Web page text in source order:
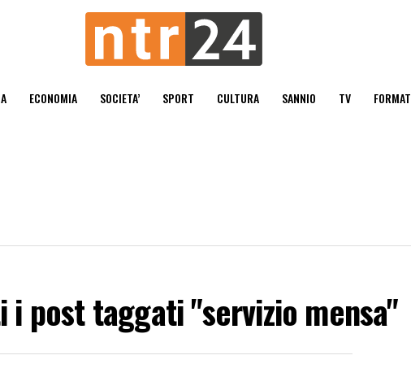
ECONOMIA SOCIETA’ SPORT CULTURA SANNIO TV FORMAT
i post taggati "servizio mensa"